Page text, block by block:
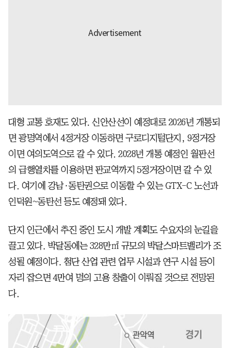
대형 교통 호재도 있다. 신안산선이 예정대로 2026년 개통되
면 광명역에서 4정거장 이동하면 구로디지털단지, 9정거장
이면 여의도역으로 갈 수 있다. 2028년 개통 예정인 월판선
의 급행열차를 이용하면 판교역까지 5정거장이면 갈 수 있
다. 여기에 강남·동탄권으로 이동할 수 있는 GTX-C 노선과
인덕원~동탄선 등도 예정돼 있다.
단지 인근에서 추진 중인 도시 개발 계획도 수요자의 눈길을
끌고 있다. 박달동에는 328만㎡ 규모의 박달스마트밸리가 조
성될 예정이다. 첨단 산업 관련 업무 시설과 연구 시설 등이
자리 잡으면 4만여 명의 고용 창출이 이뤄질 것으로 전망된
다.